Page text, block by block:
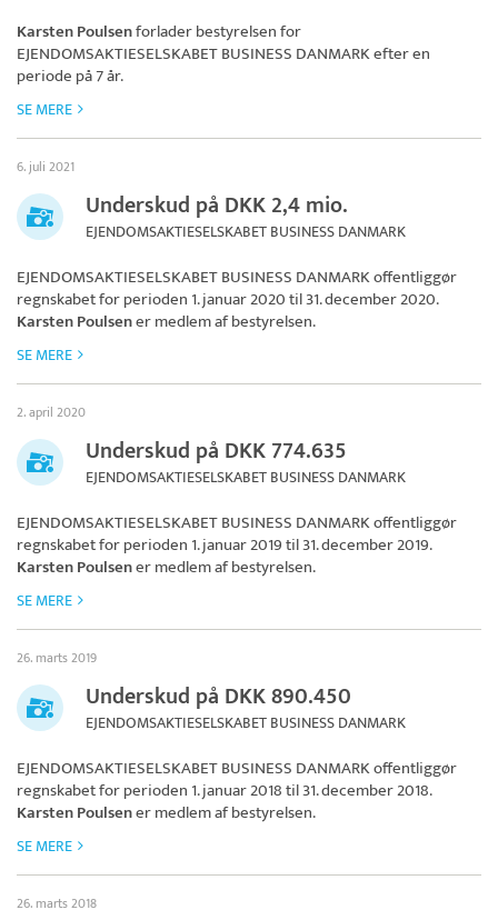
Karsten Poulsenforlader bestyrelsen for
EJENDOMSAKTIESELSKABET BUSINESS DANMARKefter en
periode på 7 år.
SE MERE
6. juli 2021
Underskud på DKK 2,4 mio.
EJENDOMSAKTIESELSKABET BUSINESS DANMARK
EJENDOMSAKTIESELSKABET BUSINESS DANMARKoffentliggør
regnskabet for perioden 1. januar 2020 til 31. december 2020.
Karsten Poulsener medlem af bestyrelsen.
SE MERE
2. april 2020
Underskud på DKK 774.635
EJENDOMSAKTIESELSKABET BUSINESS DANMARK
EJENDOMSAKTIESELSKABET BUSINESS DANMARKoffentliggør
regnskabet for perioden 1. januar 2019 til 31. december 2019.
Karsten Poulsener medlem af bestyrelsen.
SE MERE
26. marts 2019
Underskud på DKK 890.450
EJENDOMSAKTIESELSKABET BUSINESS DANMARK
EJENDOMSAKTIESELSKABET BUSINESS DANMARKoffentliggør
regnskabet for perioden 1. januar 2018 til 31. december 2018.
Karsten Poulsener medlem af bestyrelsen.
SE MERE
26. marts 2018